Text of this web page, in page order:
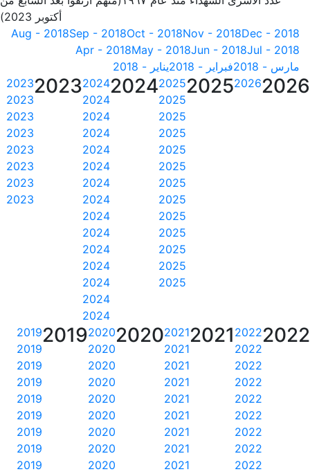
أكتوبر 2023)
Dec - 2018
Nov - 2018
Oct - 2018
Sep - 2018
Aug - 2018
Jul - 2018
Jun - 2018
May - 2018
Apr - 2018
مارس - 2018
فبراير - 2018 يناير - 2018
2026
2026
2025
2025
2025
2025
2025
2025
2025
2025
2025
2025
2025
2025
2025
2025
2024
2024
2024
2024
2024
2024
2024
2024
2024
2024
2024
2024
2024
2024
2024
2024
2023
2023
2023
2023
2023
2023
2023
2023
2023
2022
2022
2022
2022
2022
2022
2022
2022
2022
2022
2021
2021
2021
2021
2021
2021
2021
2021
2021
2021
2020
2020
2020
2020
2020
2020
2020
2020
2020
2020
2019
2019
2019
2019
2019
2019
2019
2019
2019
2019